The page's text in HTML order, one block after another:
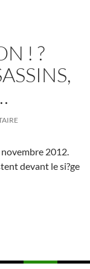
! ?
2012.
devant le si?ge